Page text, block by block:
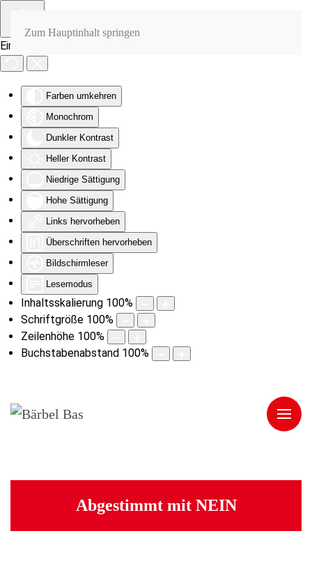
Eingabehilfen öffnen
Farben umkehren
Monochrom
Dunkler Kontrast
Heller Kontrast
Niedrige Sättigung
Hohe Sättigung
Links hervorheben
Überschriften hervorheben
Bildschirmleser
Lesemodus
Inhaltsskalierung 100%
Schriftgröße 100%
Zeilenhöhe 100%
Buchstabenabstand 100%
Zum Hauptinhalt springen
Abgestimmt mit NEIN